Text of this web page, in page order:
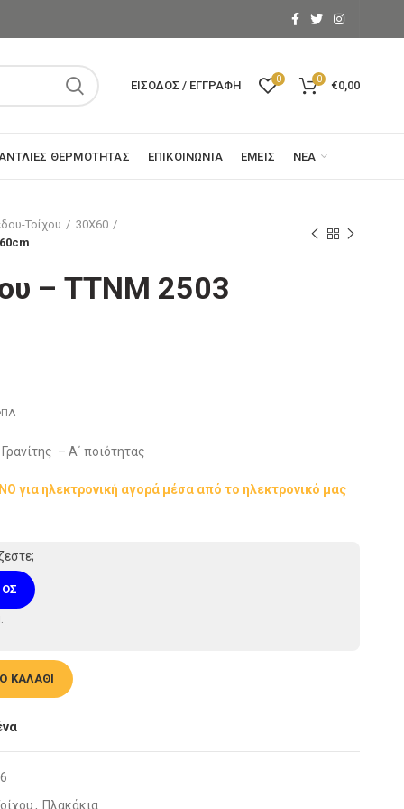
ΕΊΣΟΔΟΣ / ΕΓΓΡΑΦΉ 0 0 €0,00
ΘΕΡΜΌΤΗΤΑΣ ΕΠΙΚΟΙΝΩΝΊΑ ΕΜΕΊΣ ΝΈΑ
Τοίχου
30X60
– TTNM 2503
– Α΄ ποιότητας
για ηλεκτρονική αγορά μέσα από το ηλεκτρονικό μας
ποσότητα
ΚΑΛΆΘΙ
, Πλακάκια